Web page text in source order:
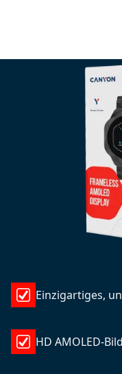
Einzigartiges,
HD AMOLED-